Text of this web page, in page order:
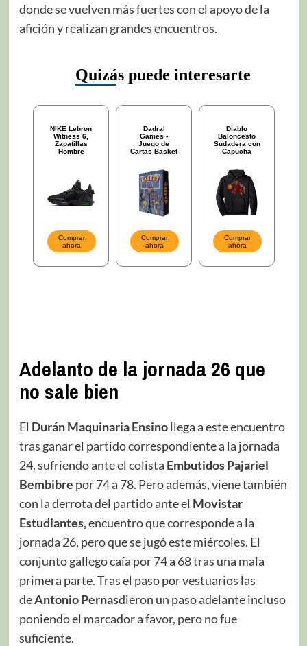
donde se vuelven más fuertes con el apoyo de la
afición y realizan grandes encuentros.
Adelanto de la jornada 26 que
no sale bien
El Durán Maquinaria Ensinollega a este encuentro
tras ganar el partido correspondiente a la jornada
24, sufriendo ante el colista Embutidos Pajariel
Bembibre por 74 a 78. Pero además, viene también
con la derrota del partido ante el Movistar
Estudiantes,encuentro que corresponde a la
jornada 26, pero que se jugó este miércoles. El
conjunto gallego caía por 74 a 68 tras una mala
primera parte. Tras el paso por vestuarios las
deAntonio Pernasdieron un paso adelante incluso
poniendo el marcador a favor, pero no fue
suficiente.